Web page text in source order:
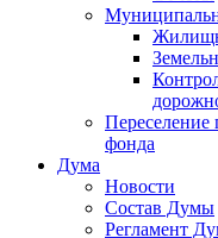
фонда
Дума
Новости
Состав Думы
Регламент